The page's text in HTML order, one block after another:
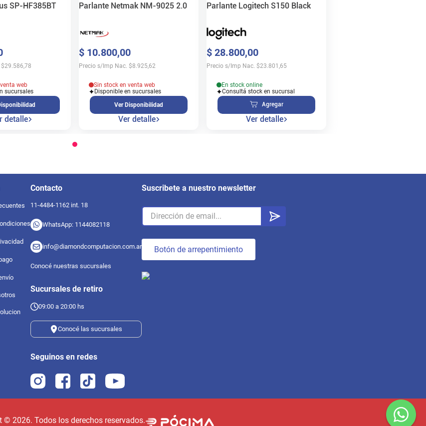
SP-HF385BT
$29.586,78
web
sucursales
detalle
Parlante Netmak NM-9025 2.0
$ 10.800,00
Precio s/Imp Nac. $8.925,62
Sin stock en venta web
Disponible en sucursales
Ver Disponibilidad
Ver detalle
Parlante Logitech S150 Black
$ 28.800,00
Precio s/Imp Nac. $23.801,65
En stock online
Consultá stock en sucursal
Agregar
Ver detalle
Contacto
11-4484-1162 int. 18
WhatsApp: 1144082118
info@diamondcomputacion.com.ar
Conocé nuestras sucursales
Sucursales de retiro
09:00 a 20:00 hs
Conocé las sucursales
Seguinos en redes
Suscribete a nuestro newsletter
Botón de arrepentimiento
© 2026. Todos los derechos reservados.